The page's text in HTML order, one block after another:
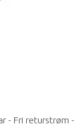
- Fri returstrøm -